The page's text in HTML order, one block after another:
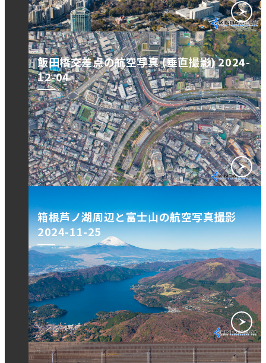
飯田橋交差点の航空写真 (垂直撮影) 2024-
12-04
箱根芦ノ湖周辺と富士山の航空写真撮影
2024-11-25